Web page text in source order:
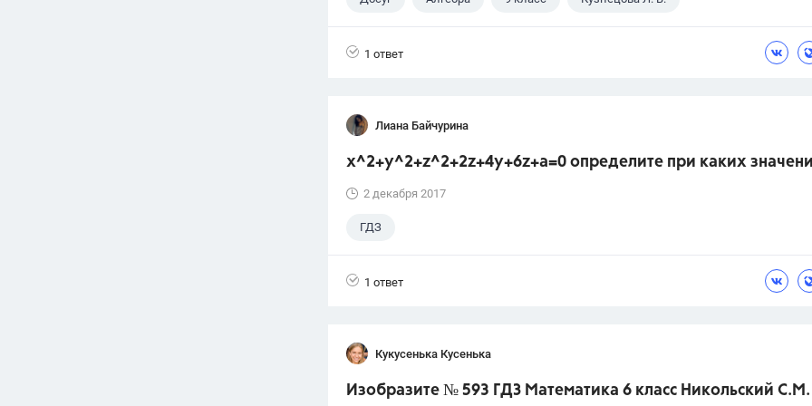
1 ответ
Лиана Байчурина
x^2+y^2+z^2+2z+4y+6z+a=0 определите при каких
2 декабря 2017
ГДЗ
1 ответ
Кукусенька Кусенька
Изобразите № 593 ГДЗ Математика 6 класс Никольский С.М.